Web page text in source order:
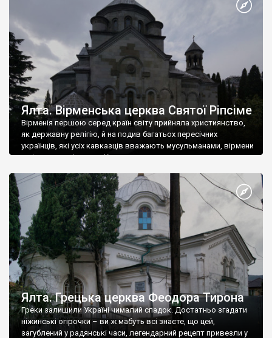
А потім було Хрещення Русі. На честь Херсонесу Таврійського
Ялта. Вірменська церква Святої Ріпсіме
Вірменія першою серед країн світу прийняла християнство,
як державну релігію, й на подив багатьох пересічних
українців, які усіх кавказців вважають мусульманами, вірмени
є відданими вірянами Христа
Ялта. Грецька церква Феодора Тирона
Греки залишили Україні чималий спадок. Достатньо згадати
ніжинські огірочки – ви ж мабуть всі знаєте, що цей,
загублений у радянські часи, легендарний рецепт привезли у